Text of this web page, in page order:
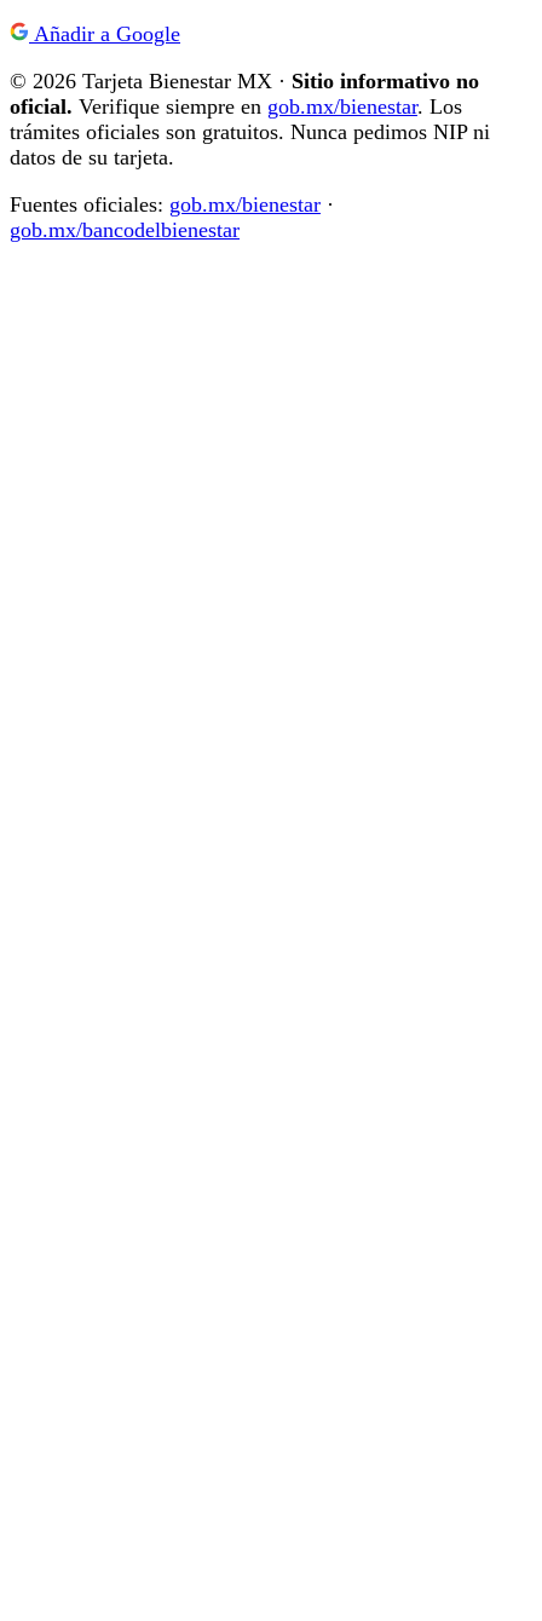
Añadir a Google
© 2026 Tarjeta Bienestar MX · Sitio informativo no
oficial. Verifique siempre en gob.mx/bienestar. Los
trámites oficiales son gratuitos. Nunca pedimos NIP ni
datos de su tarjeta.
Fuentes oficiales: gob.mx/bienestar ·
gob.mx/bancodelbienestar